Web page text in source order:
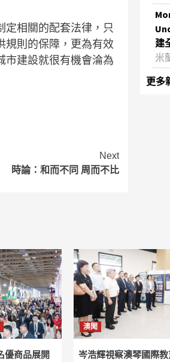
定相關的配套法律，只
規則的保障，更為有效
市建設就很有機會淪為
Next
時論：和而不同 周而不比
建
米
更多
優商品展開
澳聞
岑浩輝視察澳琴國際教